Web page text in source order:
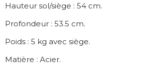
Hauteur sol/siège : 54 cm.
Profondeur : 53.5 cm.
Poids : 5 kg avec siège.
Matière : Acier.